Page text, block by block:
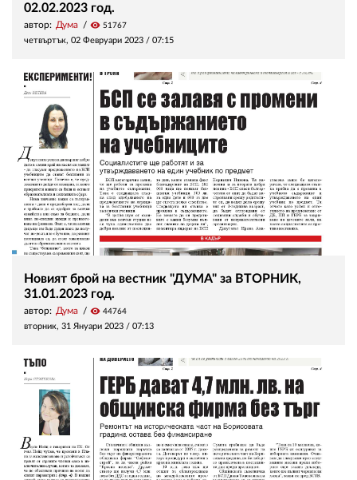
02.02.2023 год.
автор: Дума visibility 51767
четвъртък, 02 Февруари 2023 / 07:15
Новият брой на вестник "ДУМА" за ВТОРНИК,
31.01.2023 год.
автор: Дума visibility 44764
вторник, 31 Януари 2023 / 07:13